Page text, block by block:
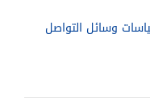
وسائل التواصل